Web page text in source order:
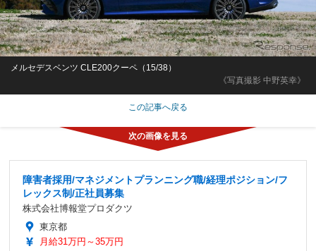
《写真撮影 中野英幸》
メルセデスベンツ CLE200クーペ（15/38）
この記事へ戻る
障害者採用/マネジメントプランニング職/経理ポジション/フ
レックス制/正社員募集
株式会社博報堂プロダクツ
東京都
月給31万円～35万円